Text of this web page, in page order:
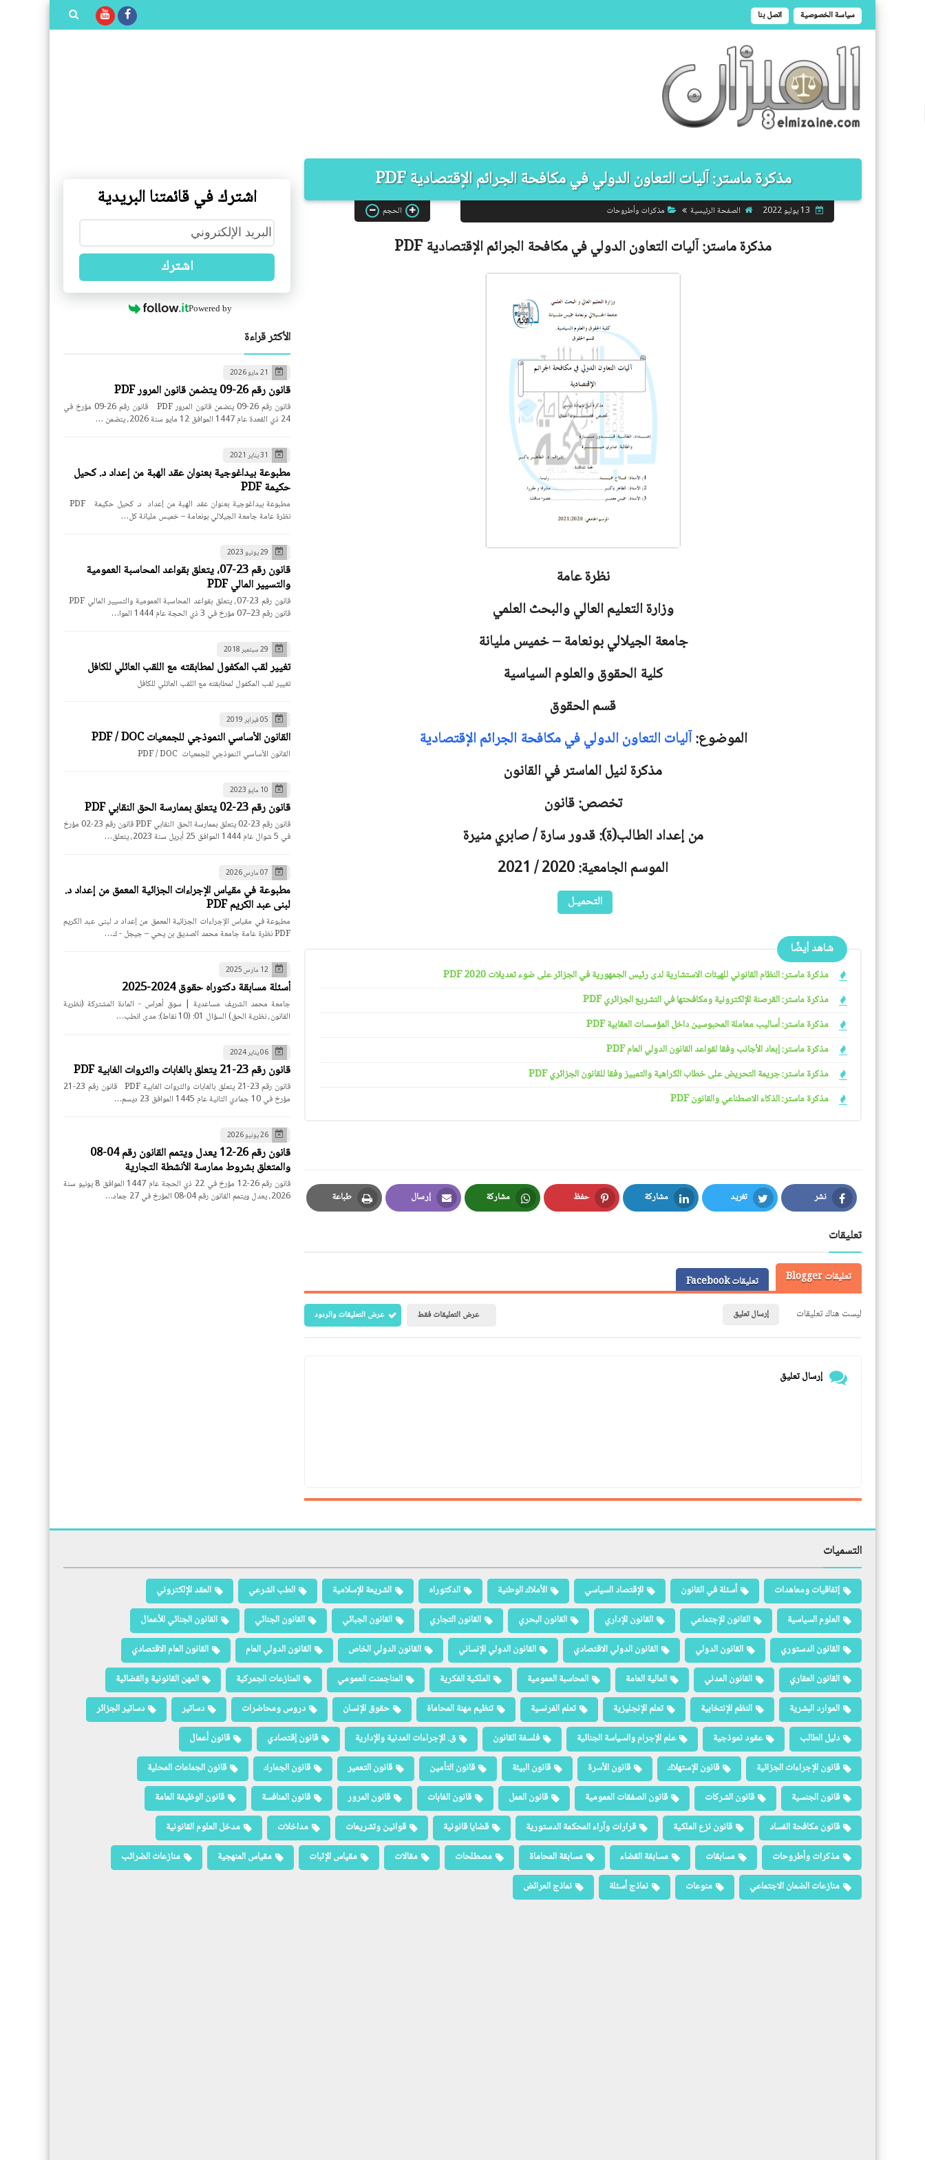
سياسة الخصوصية اتصل بنا
مذكرة ماستر: آليات التعاون الدولي في مكافحة الجرائم الإقتصادية PDF
الصفحة الرئيسية مذكرات وأطروحات الحجم
مذكرة ماستر:آليات التعاون الدولي في مكافحة الجرائم الإقتصاديةPDF
نظرة عامة
وزارة التعليم العالي والبحث العلمي
جامعةالجيلالي بونعامة – خميس مليانة
كلية الحقوق والعلوم السياسية
قسم الحقوق
الموضوع:آليات التعاون الدولي في مكافحة الجرائم الإقتصادية
مذكرة لنيل الماستر في القانون
تخصص: قانون
من إعداد الطالب(ة): قدور سارة / صابري منيرة
الموسم الجامعية: 2020 / 2021
التحميـل
شاهد أيضًا
مذكرة ماستر: النظام القانوني للهيئات الاستشارية لدى رئيس الجمهورية في الجزائر على ضوء تعديلات 2020 PDF
مذكرة ماستر: القرصنة الإلكترونية ومكافحتها في التشريع الجزائري PDF
مذكرة ماستر: أساليب معاملة المحبوسين داخل المؤسسات العقابية PDF
مذكرة ماستر: إبعاد الأجانب وفقا لقواعد القانون الدولي العام PDF
مذكرة ماستر: جريمة التحريض على خطاب الكراهية والتمييز وفقا للقانون الجزائري PDF
مذكرة ماستر: الذكاء الاصطناعي والقانون PDF
نشر
Facebook
تغريد
Twitter
مشاركة
LinkedIn
حفظ
Pinterest
مشاركة
Whatsapp
إرسال
Email
طباعة
Print
تعليقات
تعليقات Blogger
تعليقات Facebook
ليست هناك تعليقات
إرسال تعليق عرض التعليقات فقط عرض التعليقات والردود
إرسال تعليق
اشترك في قائمتنا البريدية
اشترك
Powered by
الأكثر قراءة
21 مايو 2026
قانون رقم 26-09 يتضمن قانون المرور PDF
قانون رقم 26-09 يتضمن قانون المرور PDF قانون رقم 26-09 مؤرخ في
24 ذي القعدة عام 1447 الموافق 12 مايو سنة 2026، يتضمن …
31 يناير 2021
مطبوعة بيداغوجية بعنوان عقد الهبة من إعداد د. كحيل
حكيمة PDF
نظرة عامة جامعة الجيلالي بونعامة – خميس مليانة كل…
29 يونيو 2023
قانون رقم 23-07، يتعلق بقواعد المحاسبة العمومية
والتسيير المالي PDF
قانون رقم 23–07 مؤرخ في 3 ذي الحجة عام 1444 الموا…
29 سبتمبر 2018
تغيير لقب المكفول لمطابقته مع اللقب العائلي للكافل
تغيير لقب المكفول لمطابقته مع اللقب العائلي للكافل
05 فبراير 2019
القانون الأساسي النموذجي للجمعيات PDF / DOC
القانون الأساسي النموذجي للجمعيات PDF / DOC
10 مايو 2023
قانون رقم 23-02 يتعلق بممارسة الحق النقابي PDF
قانون رقم 23-02 يتعلق بممارسة الحق النقابي PDF قانون رقم 23-02 مؤرخ
في 5 شوال عام 1444 الموافق 25 أبريل سنة 2023، يتعلق…
07 مارس 2026
مطبوعة في مقياس الإجراءات الجزائية المعمق من إعداد د.
لبنى عبد الكريم PDF
مطبوعة في مقياس الإجراءات الجزائية المعمق من إعداد د. لبنى عبد الكريم
PDF نظرة عامة جامعة محمد الصديق بن يحي – جيجل - ك…
12 مارس 2025
أسئلة مسابقة دكتوراه حقوق 2024-2025
جامعة محمد الشريف مساعدية | سوق أهراس - المادة المشتركة (نظرية
القانون، نظرية الحق) السؤال 01: (10 نقاط): مدى انطب…
06 يناير 2024
قانون رقم 23-21 يتعلق بالغابات والثروات الغابية PDF
قانون رقم 23-21 يتعلق بالغابات والثروات الغابية PDF قانون رقم 23-21
مؤرخ في 10 جمادي الثانية عام 1445 الموافق 23 ديسم…
26 يونيو 2026
قانون رقم 26-12 يعدل ويتمم القانون رقم 04-08
والمتعلق بشروط ممارسة الأنشطة التجارية
قانون رقم 26-12 مؤرخ في 22 ذي الحجة عام 1447 الموافق 8 يونيو سنة
2026، يعدل ويتمم القانون رقم 04-08 المؤرخ في 27 جماد…
التسميات
إتفاقيات ومعاهدات أسئلة في القانون الإقتصاد السياسي الأملاك الوطنية الدكتوراه الشريعة الإسلامية الطب الشرعي
العقد الإلكتروني
العلوم السياسية
القانون الإجتماعي القانون الإداري القانون البحري القانون التجاري القانون الجبائي القانون الجنائي
القانون الجنائي للأعمال
القانون الدستوري
القانون الدولي القانون الدولي الاقتصادي القانون الدولي الإنساني القانون الدولي الخاص القانون الدولي العام
القانون العام الاقتصادي
القانون العقاري
القانون المدني المالية العامة المحاسبة العمومية الملكية الفكرية المناجمنت العمومي المنازعات الجمركية
المهن القانونية والقضائية
الموارد البشرية
النظم الإنتخابية تعلم الإنجليزية تعلم الفرنسية تنظيم مهنة المحاماة حقوق الإنسان دروس ومحاضرات دساتير
دساتير الجزائر
دليل الطالب
عقود نموذجية علم الإجرام والسياسة الجنائية فلسفة القانون ق. الإجراءات المدنية والإدارية قانون إقتصادي
قانون أعمال
قانون الإجراءات الجزائية
قانون الإستهلاك قانون الأسرة قانون البيئة قانون التأمين قانون التعمير قانون الجمارك
قانون الجماعات المحلية
قانون الجنسية
قانون الشركات قانون الصفقات العمومية قانون العمل قانون الغابات قانون المرور قانون المنافسة
قانون الوظيفة العامة
قانون مكافحة الفساد
قانون نزع الملكية قرارات وآراء المحكمة الدستورية قضايا قانونية قوانين وتشريعات مداخلات
مدخل العلوم القانونية
مذكرات وأطروحات
مسابقات مسابقة القضاء مسابقة المحاماة مصطلحات مقالات مقياس الإثبات مقياس المنهجية
منازعات الضرائب
منازعات الضمان الاجتماعي
منوعات نماذج أسئلة نماذج العرائض